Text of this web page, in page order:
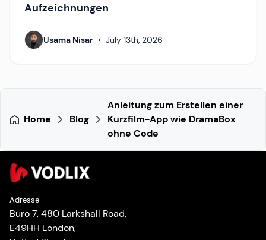
Aufzeichnungen
Usama Nisar • July 13th, 2026
Home Blog
Anleitung zum Erstellen einer
Kurzfilm-App wie DramaBox
ohne Code
Adresse
Büro 7, 480 Larkshall Road,
E49HH London,